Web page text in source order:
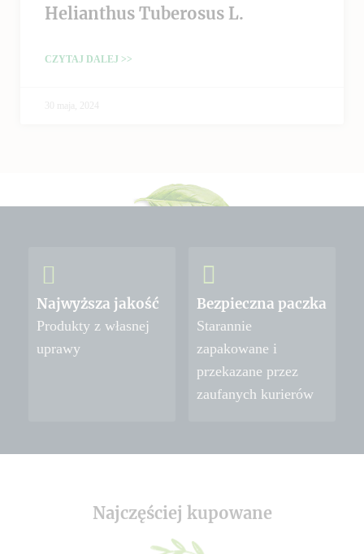
Helianthus Tuberosus L.
CZYTAJ DALEJ >>
30 maja, 2024
Najwyższa jakość
Produkty z własnej
uprawy
Bezpieczna paczka
Starannie
zapakowane i
przekazane przez
zaufanych kurierów
Najczęściej kupowane